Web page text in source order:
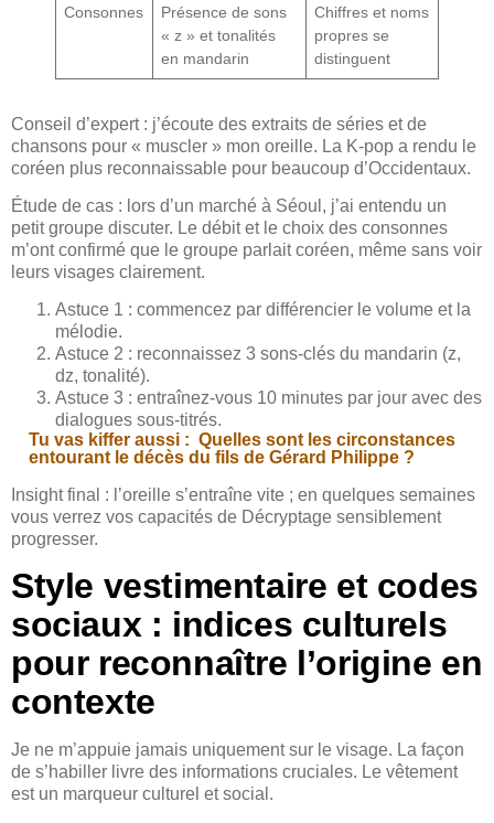
Consonnes
Présence de sons
« z » et tonalités
en mandarin
Chiffres et noms
propres se
distinguent
Conseil d’expert : j’écoute des extraits de séries et de
chansons pour « muscler » mon oreille. La K-pop a rendu le
coréen plus reconnaissable pour beaucoup d’Occidentaux.
Étude de cas : lors d’un marché à Séoul, j’ai entendu un
petit groupe discuter. Le débit et le choix des consonnes
m’ont confirmé que le groupe parlait coréen, même sans voir
leurs visages clairement.
Astuce 1 : commencez par différencier le volume et la
mélodie.
Astuce 2 : reconnaissez 3 sons-clés du mandarin (z,
dz, tonalité).
Astuce 3 : entraînez-vous 10 minutes par jour avec des
dialogues sous-titrés.
Tu vas kiffer aussi : Quelles sont les circonstances
entourant le décès du fils de Gérard Philippe ?
Insight final : l’oreille s’entraîne vite ; en quelques semaines
vous verrez vos capacités de Décryptage sensiblement
progresser.
Style vestimentaire et codes
sociaux : indices culturels
pour reconnaître l’origine en
contexte
Je ne m’appuie jamais uniquement sur le visage. La façon
de s’habiller livre des informations cruciales. Le vêtement
est un marqueur culturel et social.